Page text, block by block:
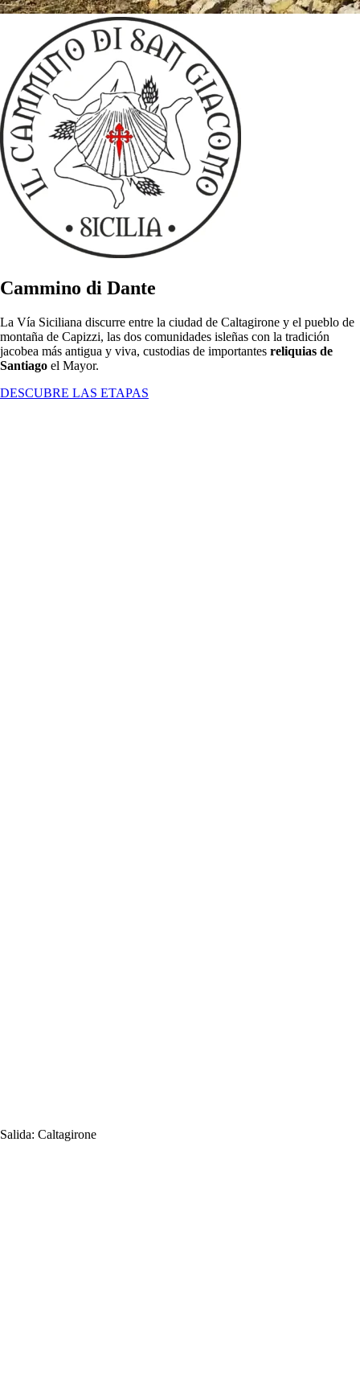
Cammino di Dante
La Vía Siciliana discurre entre la ciudad de Caltagirone y el pueblo de
montaña de Capizzi, las dos comunidades isleñas con la tradición
jacobea más antigua y viva, custodias de importantes reliquias de
Santiago el Mayor.
DESCUBRE LAS ETAPAS
Salida: Caltagirone